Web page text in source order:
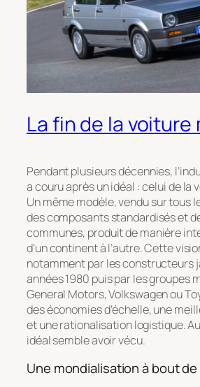
La fin de la voiture
Pendant plusieurs décennies,
a couru après un idéal : celui de la
Un même modèle, vendu sur tous
des composants standardisés et
communes, produit de manière
d’un continent à l’autre. Cette
notamment par les constructeurs
années 1980 puis par les groupes
General Motors, Volkswagen ou
des économies d’échelle, une
et une rationalisation logistique.
idéal semble avoir vécu.
Une mondialisation à bout